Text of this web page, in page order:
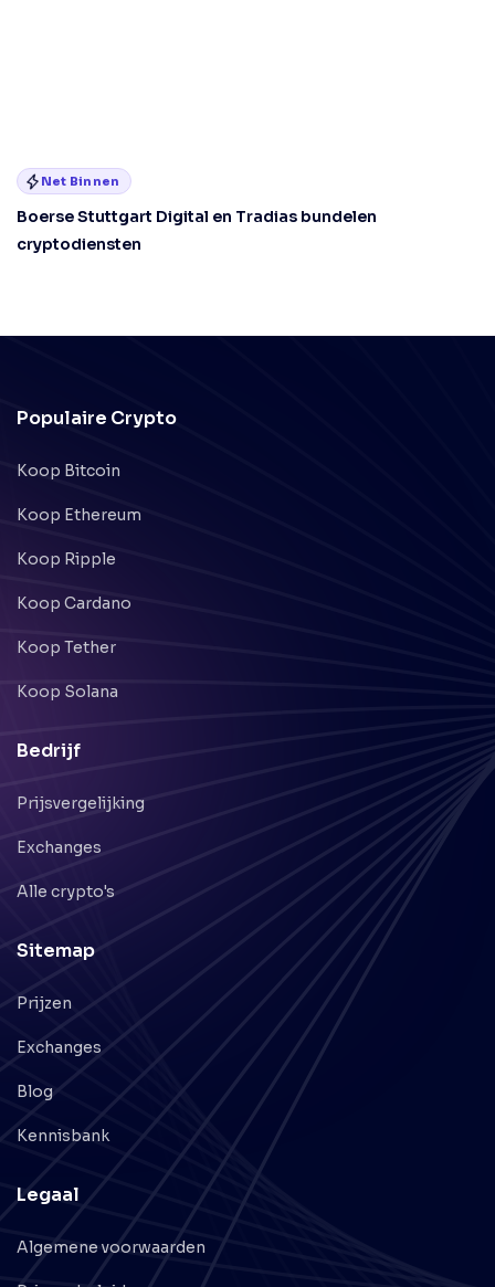
Net Binnen
Boerse Stuttgart Digital en Tradias bundelen
cryptodiensten
Populaire Crypto
Koop Bitcoin
Koop Ethereum
Koop Ripple
Koop Cardano
Koop Tether
Koop Solana
Bedrijf
Prijsvergelijking
Exchanges
Alle crypto's
Sitemap
Prijzen
Exchanges
Blog
Kennisbank
Legaal
Algemene voorwaarden